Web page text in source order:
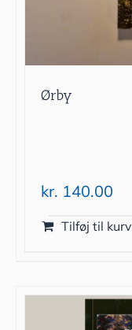
Ørby
kr. 140.00
Tilføj til kurv